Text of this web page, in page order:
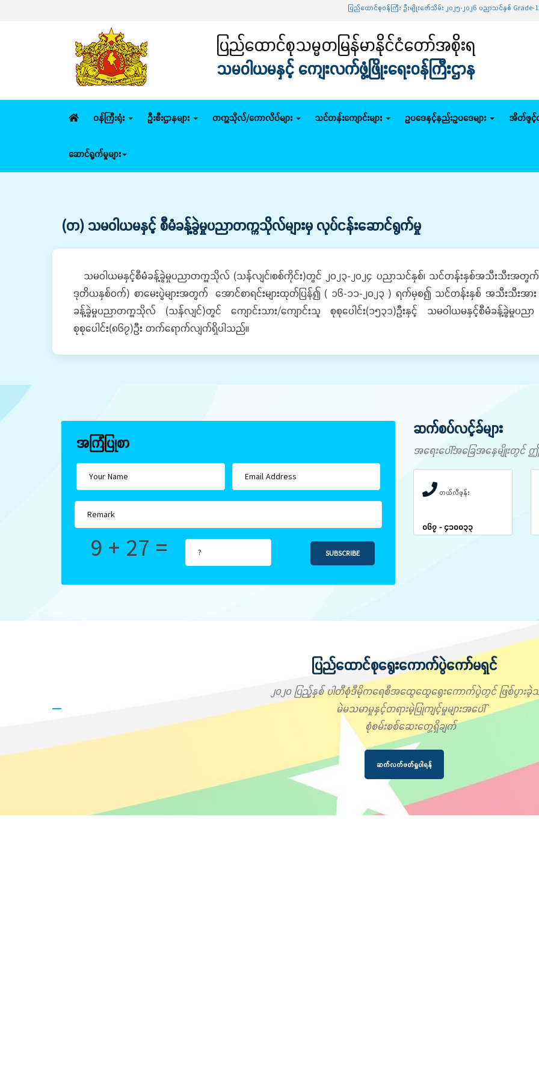
ပြည်ထောင်စုဝန်ကြီး ဦးမျိုးဇော်သိမ်း ၂၀၂၅-၂၀၂၆ ပညာသင်နှစ် Grade-12 စာ
ပြည်ထောင်စုသမ္မတမြန်မာနိုင်ငံတော်အစိုးရ
သမဝါယမနှင့် ကျေးလက်ဖွံ့ဖြိုးရေးဝန်ကြီးဌာန
ဝန်ကြီးရုံး ဦးစီးဌာနများ တက္ကသိုလ်/ကောလိပ်များ သင်တန်းကျောင်းများ ဥပဒေနှင့်နည်းဥပဒေများ အိတ်ဖွင့်တ
ဆောင်ရွက်မှုများ
(တ) သမဝါယမနှင့် စီမံခန့်ခွဲမှုပညာတက္ကသိုလ်များမှ လုပ်ငန်းဆောင်ရွက်မှု
သမဝါယမနှင့်စီမံခန့်ခွဲမှုပညာတက္ကသိုလ် (သန်လျင်၊စစ်ကိုင်း)တွင် ၂၀၂၃-၂၀၂၄ ပညာသင်နှစ်၊ သင်တန်းနှစ်အသီးသီးအတွ
ဒုတိယနှစ်ဝက်) စာမေးပွဲများအတွက် အောင်စာရင်းများထုတ်ပြန်၍ ( ၁၆-၁၁-၂၀၂၃ ) ရက်မှစ၍ သင်တန်းနှစ် အသီးသီးအ
ခန့်ခွဲမှုပညာတက္ကသိုလ် (သန်လျင်)တွင် ကျောင်းသား/ကျောင်းသူ စုစုပေါင်း(၁၅၃၁)ဦးနှင့် သမဝါယမနှင့်စီမံခန့်ခွဲမှုပည
စုစုပေါင်း(၈၆၇)ဦး တက်ရောက်လျက်ရှိပါသည်။
အကြံပြုစာ
9 + 27 = SUBSCRIBE
ဆက်စပ်လင့်ခ်များ
အရေးပေါ်အခြေအနေမျိုးတွင် ဤ
တယ်လီဖုန်း
၀၆၇ - ၄၁၀၀၃၃
ပြည်ထောင်စုရွေးကောက်ပွဲကော်မရှင်
၂၀၂၀ ပြည့်နှစ် ပါတီစုံဒီမိုကရေစီအထွေထွေရွေးကောက်ပွဲတွင် ဖြစ်ပွား
မဲမသမာမှုနှင့်တရားမဲ့ပြုကျင့်မှုများအပေါ်
စုံစမ်းစစ်ဆေးတွေ့ရှိချက်
ဆက်လက်ဖတ်ရှုပါရန်